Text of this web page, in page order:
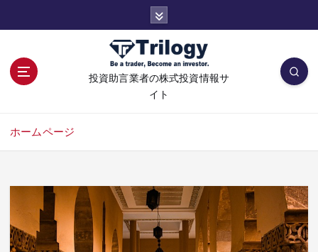
投資助言業者の株式投資情報サ
イト
ホームページ